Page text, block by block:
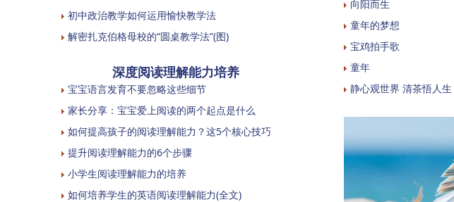
向阳而生
童年的梦想
宝鸡拍手歌
童年
静心观世界 清茶悟人生
初中政治教学如何运用愉快教学法
解密扎克伯格母校的“圆桌教学法”(图)
深度阅读理解能力培养
宝宝语言发育不要忽略这些细节
家长分享：宝宝爱上阅读的两个起点是什么
如何提高孩子的阅读理解能力？这5个核心技巧
提升阅读理解能力的6个步骤
小学生阅读理解能力的培养
如何培养学生的英语阅读理解能力(全文)